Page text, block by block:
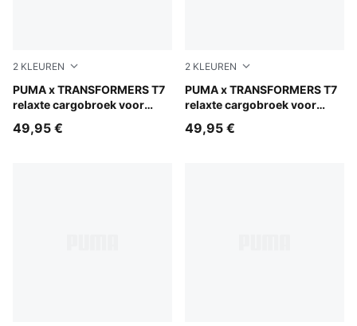
2 KLEUREN
PUMA x TRANSFORMERS T7
relaxte cargobroek voor
Racing Blue
49,95 €
2 KLEUREN
PUMA x TRANSFORMERS T7
relaxte cargobroek voor
Puma Black
49,95 €